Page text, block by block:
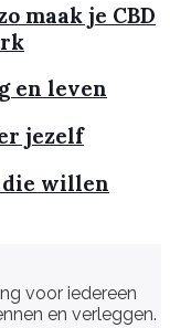
maak je CBD
en leven
jezelf
die willen
voor iedereen
en verleggen.